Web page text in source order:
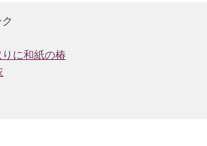
に和紙の椿